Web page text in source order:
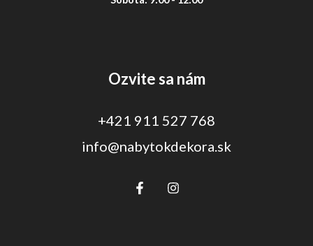
Ozvite sa nám
+421 911 527 768
info@nabytokdekora.sk